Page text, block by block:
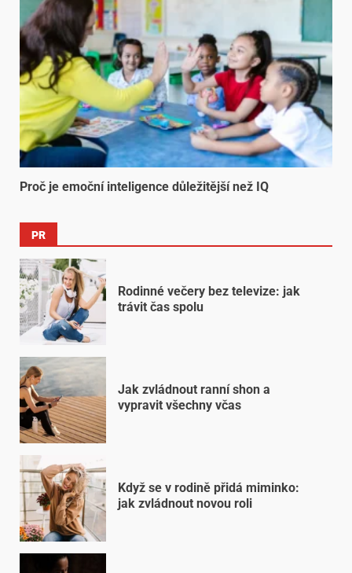
Proč je emoční inteligence důležitější než IQ
PR
Rodinné večery bez televize: jak
trávit čas spolu
Jak zvládnout ranní shon a
vypravit všechny včas
Když se v rodině přidá miminko:
jak zvládnout novou roli